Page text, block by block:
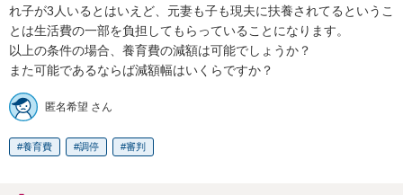
れ子が3人いるとはいえど、元妻も子も現夫に扶養されてるというこ
とは生活費の一部を負担してもらっていることになります。
以上の条件の場合、養育費の減額は可能でしょうか？
また可能であるならば減額幅はいくらですか？
匿名希望 さん
養育費 調停 審判